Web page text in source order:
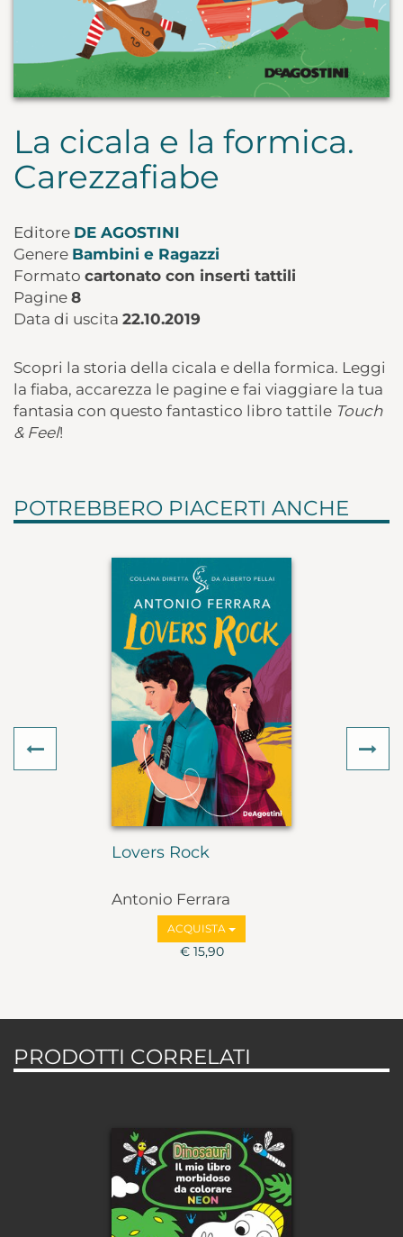
La cicala e la formica.
Carezzafiabe
Editore DE AGOSTINI
Genere Bambini e Ragazzi
Formato cartonato con inserti tattili
Pagine 8
Data di uscita 22.10.2019
Scopri la storia della cicala e della formica. Leggi
la fiaba, accarezza le pagine e fai viaggiare la tua
fantasia con questo fantastico libro tattile Touch
& Feel!
POTREBBERO PIACERTI ANCHE
Lovers Rock
Antonio Ferrara
ACQUISTA
€ 15,90
Previous
PRODOTTI CORRELATI